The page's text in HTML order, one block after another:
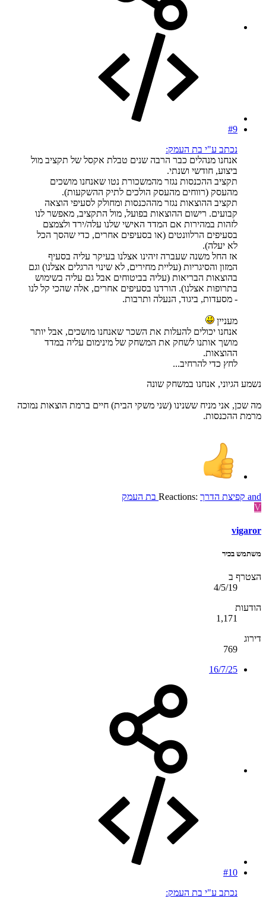
#9
נכתב ע"י בת העמק:
אנחנו מנהלים כבר הרבה שנים טבלת אקסל של תקציב מול
ביצוע, חודשי ושנתי.
תקציב ההכנסות נגזר מהמשכורת נטו שאנחנו מושכים
מהעסק (רווחים מהעסק הולכים לתיק ההשקעות).
תקציב ההוצאות נגזר מההכנסות ומחולק לסעיפי הוצאה
קבועים. רישום ההוצאות בפועל, מול התקציב, מאפשר לנו
לזהות במהירות אם המדד האישי שלנו עלה/ירד ולצמצם
בסעיפים הרלוונטים (או בסעיפים אחרים, כדי שהסך הכל
לא יעלה).
אז החל משנה שעברה זיהינו אצלנו בעיקר עליה בסעיף
המזון והסיגריות (עליית מחירים, לא שינוי הרגלים אצלנו) וגם
בהוצאות הבריאות (עליה בביטוחים אבל גם עליה בשימוש
בתרופות אצלנו). הורדנו בסעיפים אחרים, אלה שהכי קל לנו
- מסעדות, ביגוד, הנעלה ותרבות.
מעניין
אנחנו יכולים להעלות את השכר שאנחנו מושכים, אבל יותר
מושך אותנו לשחק את המשחק של מינימום עליה במדד
ההוצאות.
לחץ כדי להרחיב...
נשמע הגיוני, אנחנו במשחק שונה
מה שכן, אני מניח ששנינו (שני משקי הבית) חיים ברמת הוצאות נמוכה
מרמת ההכנסות.
Reactions: קפיצת הדרך and
בת העמק
V
vigaror
משתמש בכיר
הצטרף ב
4/5/19
הודעות
1,171
דירוג
769
16/7/25
#10
נכתב ע"י בת העמק: